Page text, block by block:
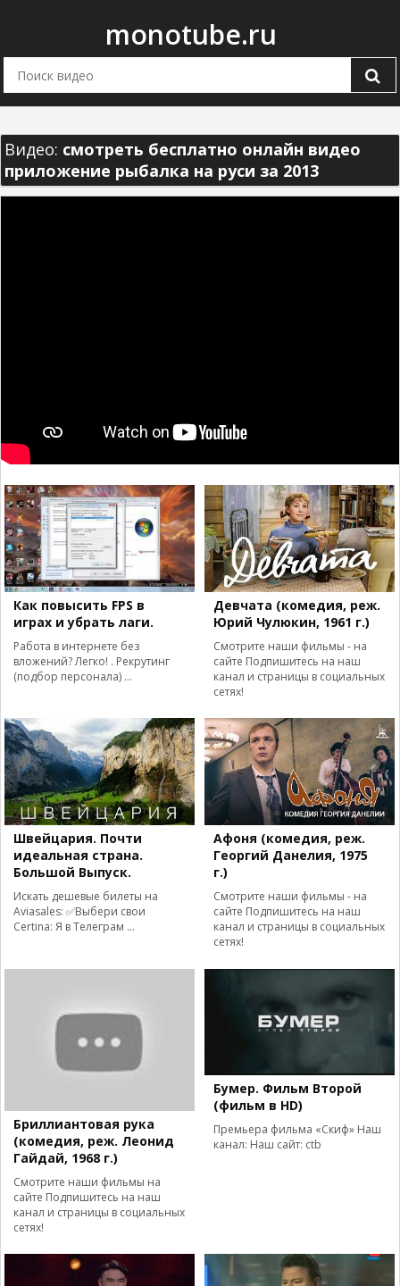
monotube.ru
Видео: смотреть бесплатно онлайн видео
приложение рыбалка на руси за 2013
Как повысить FPS в
играх и убрать лаги.
Работа в интернете без
вложений? Легко! . Рекрутинг
(подбор персонала) ...
Девчата (комедия, реж.
Юрий Чулюкин, 1961 г.)
Смотрите наши фильмы - на
сайте Подпишитесь на наш
канал и страницы в социальных
сетях!
Швейцария. Почти
идеальная страна.
Большой Выпуск.
Искать дешевые билеты на
Aviasales: ✅Выбери свои
Certina: Я в Телеграм ...
Афоня (комедия, реж.
Георгий Данелия, 1975
г.)
Смотрите наши фильмы - на
сайте Подпишитесь на наш
канал и страницы в социальных
сетях!
Бриллиантовая рука
(комедия, реж. Леонид
Гайдай, 1968 г.)
Смотрите наши фильмы на
сайте Подпишитесь на наш
канал и страницы в социальных
сетях!
Бумер. Фильм Второй
(фильм в HD)
Премьера фильма «Скиф» Наш
канал: Наш сайт: ctb